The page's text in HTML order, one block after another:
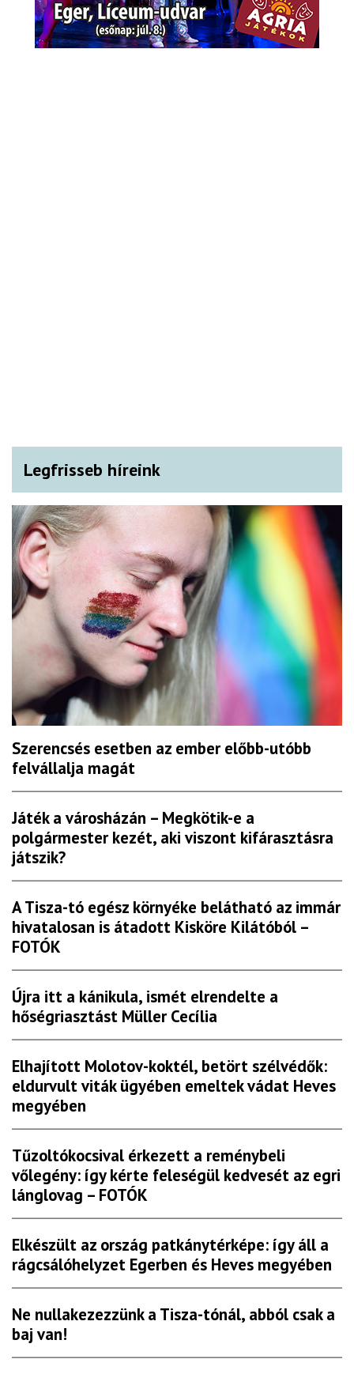
Legfrisseb híreink
Szerencsés esetben az ember előbb-utóbb
felvállalja magát
Játék a városházán – Megkötik-e a
polgármester kezét, aki viszont kifárasztásra
játszik?
A Tisza-tó egész környéke belátható az immár
hivatalosan is átadott Kisköre Kilátóból –
FOTÓK
Újra itt a kánikula, ismét elrendelte a
hőségriasztást Müller Cecília
Elhajított Molotov-koktél, betört szélvédők:
eldurvult viták ügyében emeltek vádat Heves
megyében
Tűzoltókocsival érkezett a reménybeli
vőlegény: így kérte feleségül kedvesét az egri
lánglovag – FOTÓK
Elkészült az ország patkánytérképe: így áll a
rágcsálóhelyzet Egerben és Heves megyében
Ne nullakezezzünk a Tisza-tónál, abból csak a
baj van!